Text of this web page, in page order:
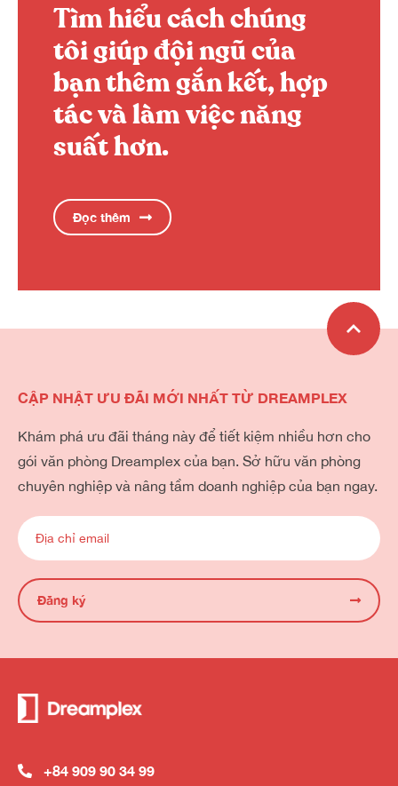
Tìm hiểu cách chúng
tôi giúp đội ngũ của
bạn thêm gắn kết, hợp
tác và làm việc năng
suất hơn.
Đọc thêm
CẬP NHẬT ƯU ĐÃI MỚI NHẤT TỪ DREAMPLEX
Khám phá ưu đãi tháng này để tiết kiệm nhiều hơn cho
gói văn phòng Dreamplex của bạn. Sở hữu văn phòng
chuyên nghiệp và nâng tầm doanh nghiệp của bạn ngay.
Đăng ký
+84 909 90 34 99